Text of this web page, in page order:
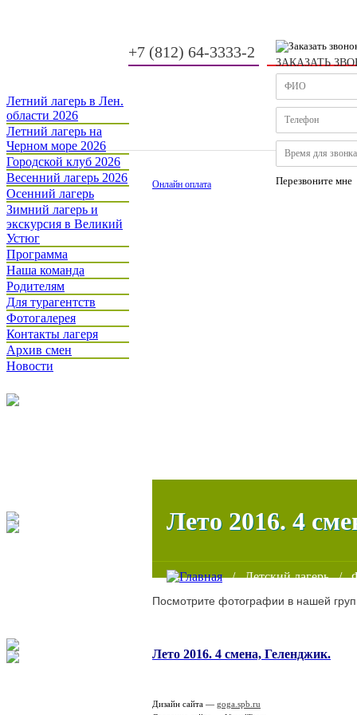
+7 (812) 64-3333-2
ЗАКАЗАТЬ
Перезвоните мне
-
Летний лагерь в Лен.
области 2026
Летний лагерь на
Черном море 2026
Городской клуб 2026
Весенний лагерь 2026
Осенний лагерь
Зимний лагерь и
экскурсия в Великий
Устюг
Программа
Наша команда
Родителям
Для турагентств
Фотогалерея
Контакты лагеря
Архив смен
Новости
Лето 2016. 4
/ Детский лагерь /
Посмотрите фотографии в нашей
Лето 2016. 4 смена, Геленджик.
Дизайн сайта — goga.spb.ru
Онлайн оплата